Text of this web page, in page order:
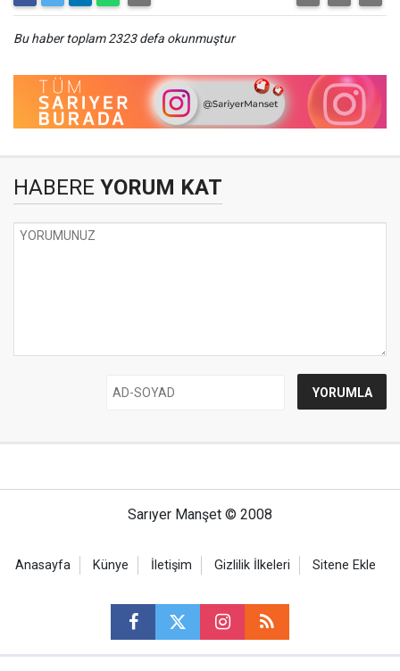
Bu haber toplam 2323 defa okunmuştur
HABERE YORUM KAT
Sarıyer Manşet © 2008
Anasayfa Künye İletişim Gizlilik İlkeleri Sitene Ekle